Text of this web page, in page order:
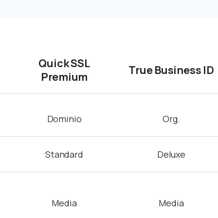
Quick SSL
Premium
True Business ID
Dominio Org.
Standard Deluxe
Media Media